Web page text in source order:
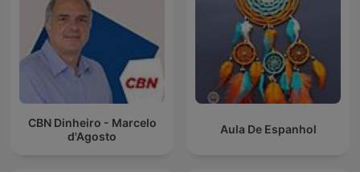
CBN Dinheiro - Marcelo
d'Agosto
Aula De Espanhol